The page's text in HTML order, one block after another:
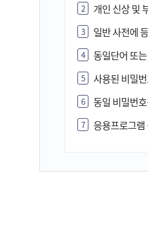
2 개인 신상 및
3 일반 사전에
4 동일단어 또
5 사용된 비밀
6 동일 비밀번
7 응용프로그램